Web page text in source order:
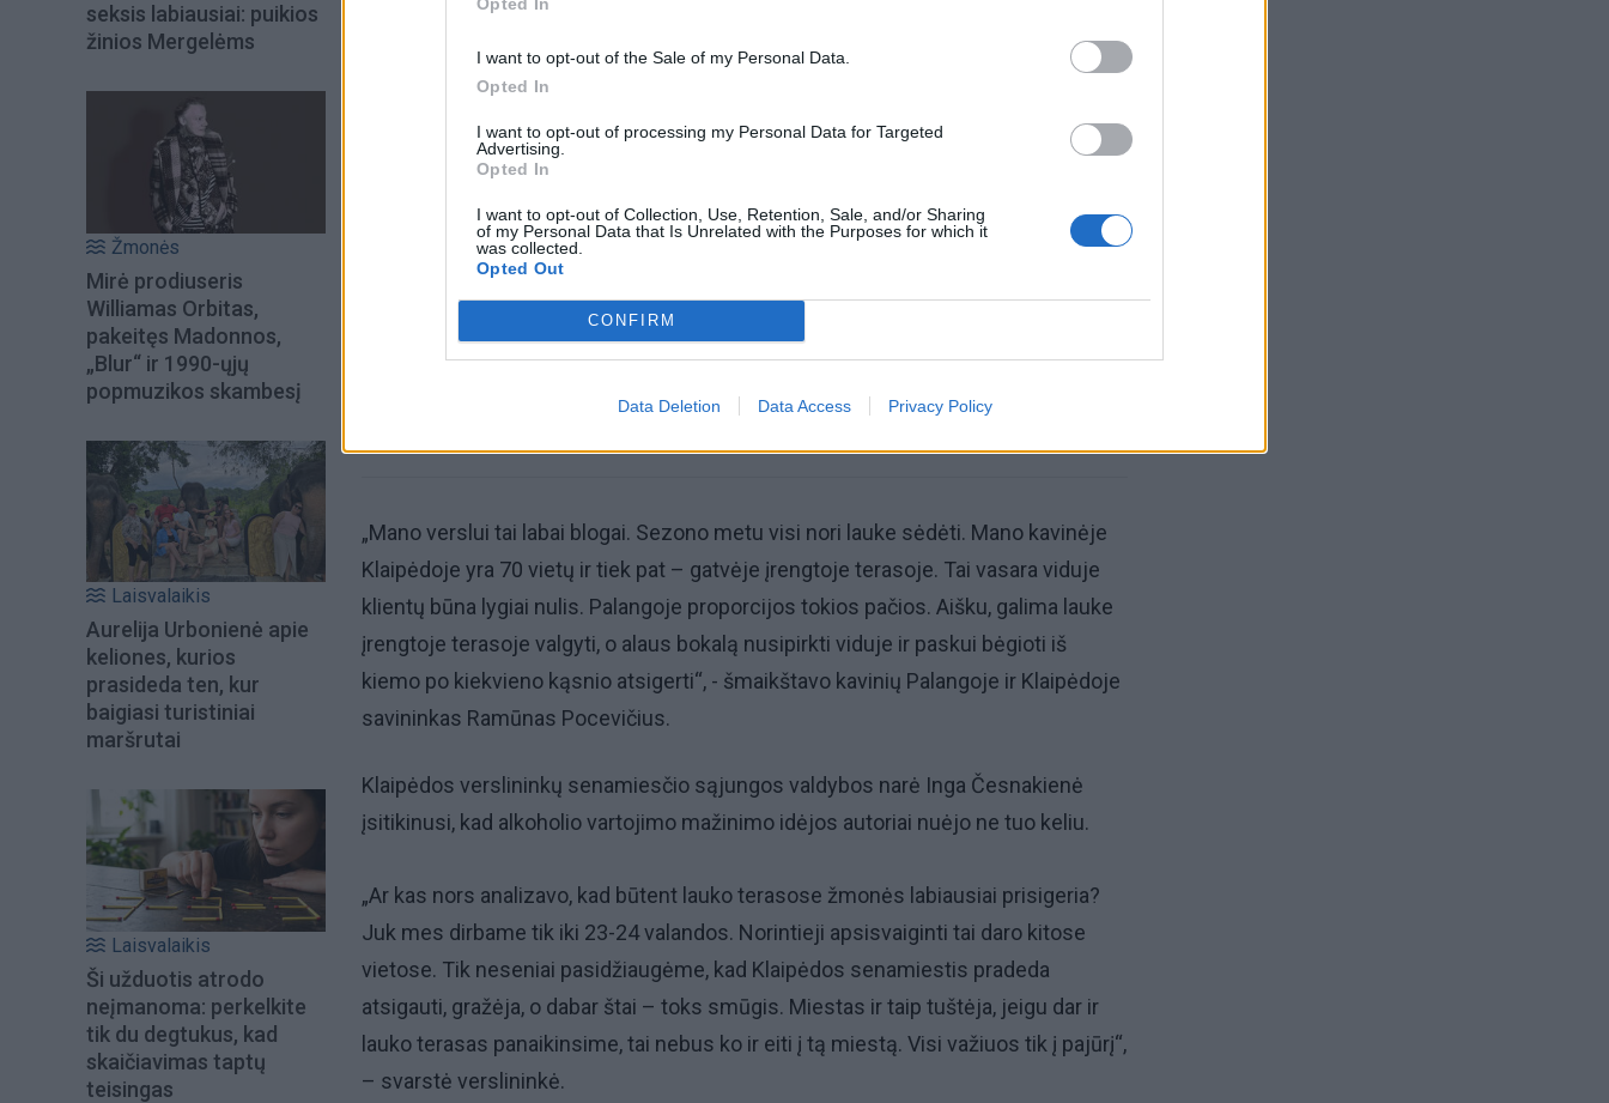
I want to opt-out of the Sale of my Personal Data.
Opted In
I want to opt-out of processing my Personal Data for Targeted
Advertising.
Opted In
I want to opt-out of Collection, Use, Retention, Sale, and/or Sharing
of my Personal Data that Is Unrelated with the Purposes for which it
was collected.
Opted Out
CONFIRM
Data Deletion Data Access Privacy Policy
seksis labiausiai: puikios
žinios Mergelėms
Žmonės
Mirė prodiuseris
Williamas Orbitas,
pakeitęs Madonnos,
„Blur“ ir 1990-ųjų
popmuzikos skambesį
Laisvalaikis
Aurelija Urbonienė apie
keliones, kurios
prasideda ten, kur
baigiasi turistiniai
maršrutai
Laisvalaikis
Ši užduotis atrodo
neįmanoma: perkelkite
tik du degtukus, kad
skaičiavimas taptų
teisingas
Šiuo metu skaitomiausi
Pelių ir žiurkių baubas: kas graužikus gąsdina labiau nei
nuodai
„Mano verslui tai labai blogai. Sezono metu visi nori lauke sėdėti. Mano kavinėje
Klaipėdoje yra 70 vietų ir tiek pat – gatvėje įrengtoje terasoje. Tai vasara viduje
klientų būna lygiai nulis. Palangoje proporcijos tokios pačios. Aišku, galima lauke
įrengtoje terasoje valgyti, o alaus bokalą nusipirkti viduje ir paskui bėgioti iš
kiemo po kiekvieno kąsnio atsigerti“, - šmaikštavo kavinių Palangoje ir Klaipėdoje
savininkas Ramūnas Pocevičius.
Klaipėdos verslininkų senamiesčio sąjungos valdybos narė Inga Česnakienė
įsitikinusi, kad alkoholio vartojimo mažinimo idėjos autoriai nuėjo ne tuo keliu.
„Ar kas nors analizavo, kad būtent lauko terasose žmonės labiausiai prisigeria?
Juk mes dirbame tik iki 23-24 valandos. Norintieji apsisvaiginti tai daro kitose
vietose. Tik neseniai pasidžiaugėme, kad Klaipėdos senamiestis pradeda
atsigauti, gražėja, o dabar štai – toks smūgis. Miestas ir taip tuštėja, jeigu dar ir
lauko terasas panaikinsime, tai nebus ko ir eiti į tą miestą. Visi važiuos tik į pajūrį“,
– svarstė verslininkė.